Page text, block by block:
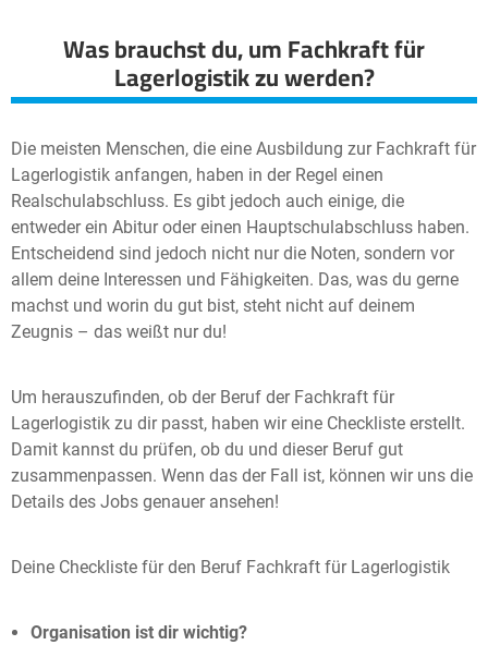
Was brauchst du, um Fachkraft für
Lagerlogistik zu werden?
Die meisten Menschen, die eine Ausbildung zur Fachkraft für
Lagerlogistik anfangen, haben in der Regel einen
Realschulabschluss. Es gibt jedoch auch einige, die
entweder ein Abitur oder einen Hauptschulabschluss haben.
Entscheidend sind jedoch nicht nur die Noten, sondern vor
allem deine Interessen und Fähigkeiten. Das, was du gerne
machst und worin du gut bist, steht nicht auf deinem
Zeugnis – das weißt nur du!
Um herauszufinden, ob der Beruf der Fachkraft für
Lagerlogistik zu dir passt, haben wir eine Checkliste erstellt.
Damit kannst du prüfen, ob du und dieser Beruf gut
zusammenpassen. Wenn das der Fall ist, können wir uns die
Details des Jobs genauer ansehen!
Deine Checkliste für den Beruf Fachkraft für Lagerlogistik
Organisation ist dir wichtig?